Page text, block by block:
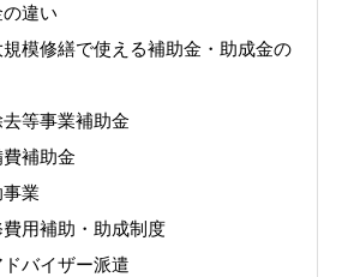
違い
模修繕で使える補助金・助成金の
等事業補助金
補助金
業
用補助・助成制度
バイザー派遣